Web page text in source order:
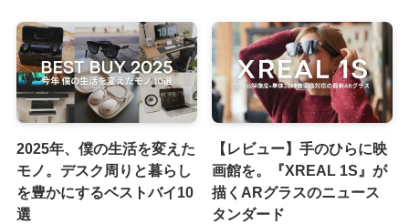
2025年、僕の生活を変えた
モノ。デスク周りと暮らし
を豊かにするベストバイ10
選
【レビュー】手のひらに映
画館を。『XREAL 1S』が
描くARグラスのニュース
タンダード